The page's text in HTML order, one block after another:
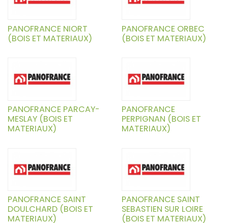
PANOFRANCE NIORT
(BOIS ET MATERIAUX)
PANOFRANCE ORBEC
(BOIS ET MATERIAUX)
PANOFRANCE PARCAY-
MESLAY (BOIS ET
MATERIAUX)
PANOFRANCE
PERPIGNAN (BOIS ET
MATERIAUX)
PANOFRANCE SAINT
DOULCHARD (BOIS ET
MATERIAUX)
PANOFRANCE SAINT
SEBASTIEN SUR LOIRE
(BOIS ET MATERIAUX)